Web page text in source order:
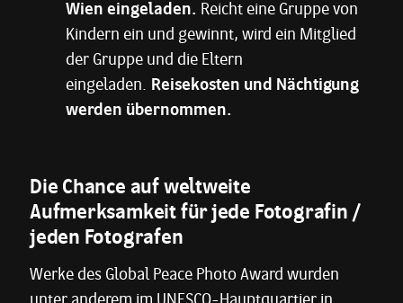
Wien eingeladen. Reicht eine Gruppe von
Kindern ein und gewinnt, wird ein Mitglied
der Gruppe und die Eltern
eingeladen. Reisekosten und Nächtigung
werden übernommen.
Die Chance auf weltweite
Aufmerksamkeit für jede Fotografin /
jeden Fotografen
Werke des Global Peace Photo Award wurden